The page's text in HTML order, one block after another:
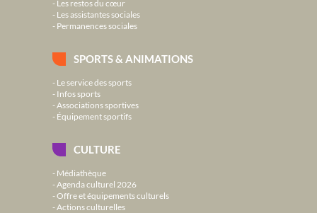
Les restos du cœur
Les assistantes sociales
Permanences sociales
SPORTS & ANIMATIONS
Le service des sports
Infos sports
Associations sportives
Équipement sportifs
CULTURE
Médiathèque
Agenda culturel 2026
Offre et équipements culturels
Actions culturelles